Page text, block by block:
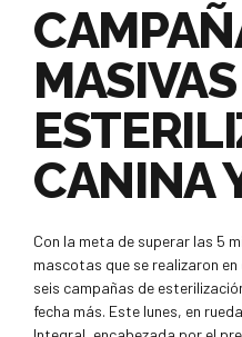
CANINA
Con la meta de superar las 5
mascotas que se realizaron
seis campañas de
fecha más. Este lunes, en